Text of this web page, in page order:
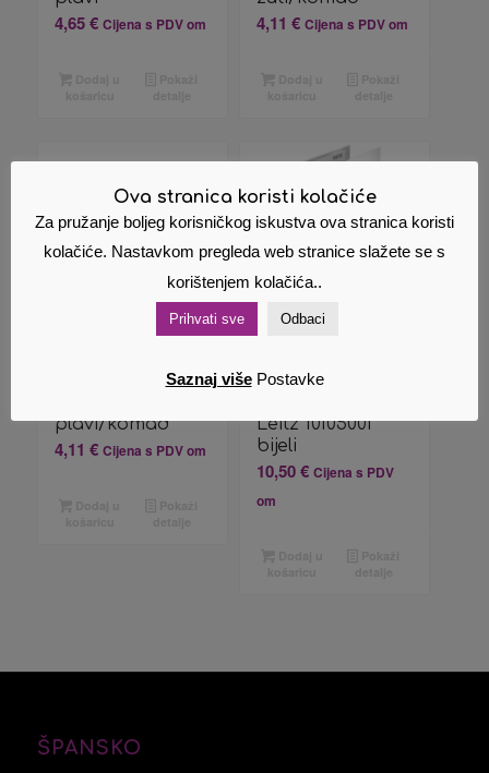
4,65€ Cijena s PDV om 4,11 € Cijena s PDV om
široki u kutiji
plavi/komad
4,11 € Cijena s PDV om
široki
Leitz 10105001
bijeli
10,50€ Cijena s PDV
om
ŠPANSKO
Ova stranica koristi kolačiće
Za pružanje boljeg korisničkog iskustva ova stranica koristi
kolačiće. Nastavkom pregleda web stranice slažete se s
korištenjem kolačića..
Prihvati sve Odbaci
Saznaj više Postavke